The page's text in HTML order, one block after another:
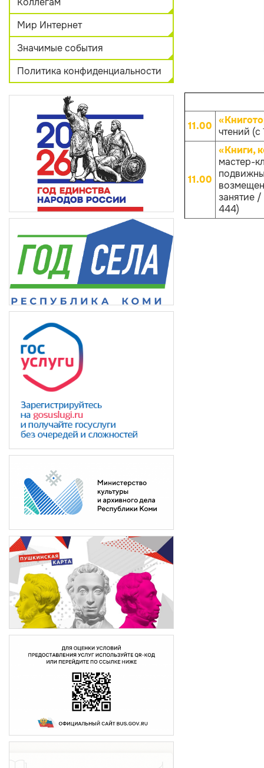
Мир Интернет
Значимые события
Политика конфиденциальности
11.00 чтений (с
11.00
«Книги,
мастер-
занятие /
444)